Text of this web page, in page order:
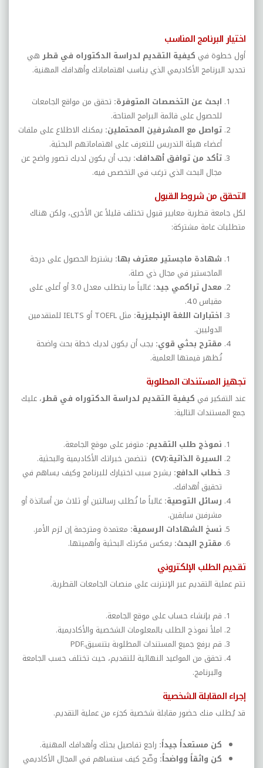
اختيار البرنامج المناسب
أول خطوة في كيفية التقديم لدراسة الدكتوراه في قطر هي
تحديد البرنامج الأكاديمي الذي يناسب اهتماماتك وأهدافك المهنية.
ابحث عن التخصصات المتوفرة: تحقق من مواقع الجامعات
للحصول على قائمة البرامج المتاحة.
تواصل مع المشرفين المحتملين: يمكنك الاطلاع على ملفات
أعضاء هيئة التدريس للتعرف على اهتماماتهم البحثية.
تأكد من توافق أهدافك: يجب أن يكون لديك تصور واضح عن
مجال البحث الذي ترغب في التخصص فيه.
التحقق من شروط القبول
لكل جامعة قطرية معايير قبول تختلف قليلاً عن الأخرى، ولكن هناك
متطلبات عامة مشتركة:
شهادة ماجستير معترف بها: يشترط الحصول على درجة
الماجستير في مجال ذي صلة.
معدل تراكمي جيد:
غالباً ما يتطلب معدل 3.0 أو أعلى على
مقياس 4.0
.
اختبارات اللغة الإنجليزية: مثل TOEFLأو IELTS للمتقدمين
الدوليين.
مقترح بحثي قوي: يجب أن يكون لديك خطة بحث واضحة
تُظهر قيمتها العلمية.
تجهيز المستندات المطلوبة
عند التفكير في كيفية التقديم لدراسة الدكتوراه في قطر، عليك
جمع المستندات التالية:
نموذج طلب التقديم: متوفر على موقع الجامعة.
السيرة الذاتية(CV): تتضمن خبراتك الأكاديمية والبحثية.
خطاب الدافع: يشرح سبب اختيارك للبرنامج وكيف يساهم في
تحقيق أهدافك.
رسائل التوصية: غالباً ما تُطلب رسالتين أو ثلاث من أساتذة أو
مشرفين سابقين.
نسخ الشهادات الرسمية: معتمدة ومترجمة إن لزم الأمر.
مقترح البحث: يعكس فكرتك البحثية وأهميتها.
تقديم الطلب الإلكتروني
تتم عملية التقديم عبر الإنترنت على منصات الجامعات القطرية.
قم بإنشاء حساب على موقع الجامعة.
املأ نموذج الطلب بالمعلومات الشخصية والأكاديمية.
قم برفع جميع المستندات المطلوبة بتنسيقPDF.
تحقق من المواعيد النهائية للتقديم، حيث تختلف حسب الجامعة
والبرنامج.
إجراء المقابلة الشخصية
قد يُطلب منك حضور مقابلة شخصية كجزء من عملية التقديم.
كن مستعداً جيداً: راجع تفاصيل بحثك وأهدافك المهنية.
كن واثقاً وواضحاً: وضّح كيف ستساهم في المجال الأكاديمي